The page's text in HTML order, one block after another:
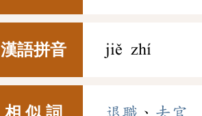
漢語拼音 jiě zhí
退職 、 去官